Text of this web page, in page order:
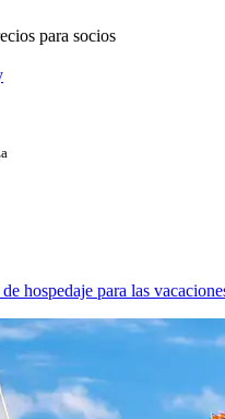
para socios
hospedaje para las